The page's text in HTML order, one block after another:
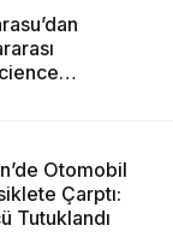
Otomobil
Çarptı:
Tutuklandı